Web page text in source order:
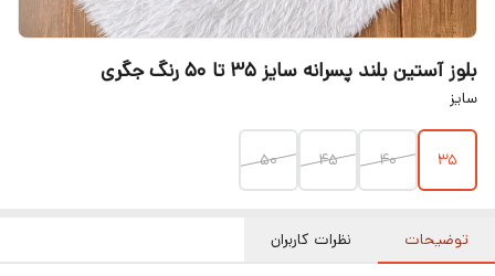
بلوز آستین بلند پسرانه سایز ۳۵ تا ۵۰ رنگ جگری
سایز
35
40
45
50
توضیحات نظرات کاربران